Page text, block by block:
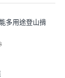
多用途登山揹